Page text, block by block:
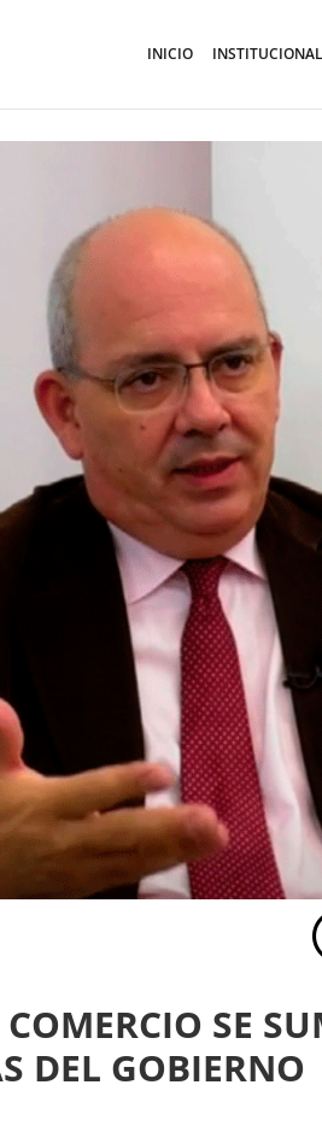
INICIO INSTITUCIONAL
SE
DEL GOBIERNO